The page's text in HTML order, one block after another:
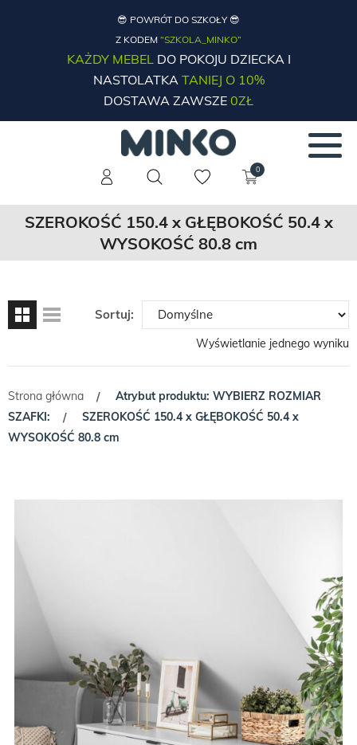
😎 POWRÓT DO SZKOŁY 😎
Z KODEM “SZKOLA_MINKO”
KAŻDY MEBELDO POKOJU DZIECKA I
NASTOLATKATANIEJ O 10%
DOSTAWA ZAWSZE 0ZŁ
0
SZEROKOŚĆ 150.4 x GŁĘBOKOŚĆ 50.4 x
WYSOKOŚĆ 80.8 cm
Sortuj:
Wyświetlanie jednego wyniku
Strona główna /
Atrybut produktu: WYBIERZ ROZMIAR
SZAFKI:
/
SZEROKOŚĆ 150.4 x GŁĘBOKOŚĆ 50.4 x
WYSOKOŚĆ 80.8 cm